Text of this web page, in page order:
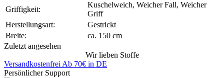
Griffigkeit:
Kuschelweich, Weicher Fall, Weicher
Griff
Herstellungsart:
Gestrickt
Breite:
ca. 150 cm
Zuletzt angesehen
Wir lieben Stoffe
Versandkostenfrei Ab 70€ in DE
Persönlicher Support